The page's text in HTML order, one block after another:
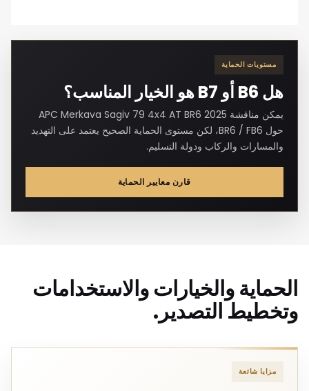
مستويات الحماية
هل B6 أو B7 هو الخيار المناسب؟
يمكن مناقشة 2025 APC Merkava Sagiv 79 4x4 AT BR6
حول BR6 / FB6، لكن مستوى الحماية الصحيح يعتمد على التهديد
والمسارات والركاب ودولة التسليم.
قارن معايير الحماية
الحماية والخيارات والاستخدامات
وتخطيط التصدير.
مزايا شائعة